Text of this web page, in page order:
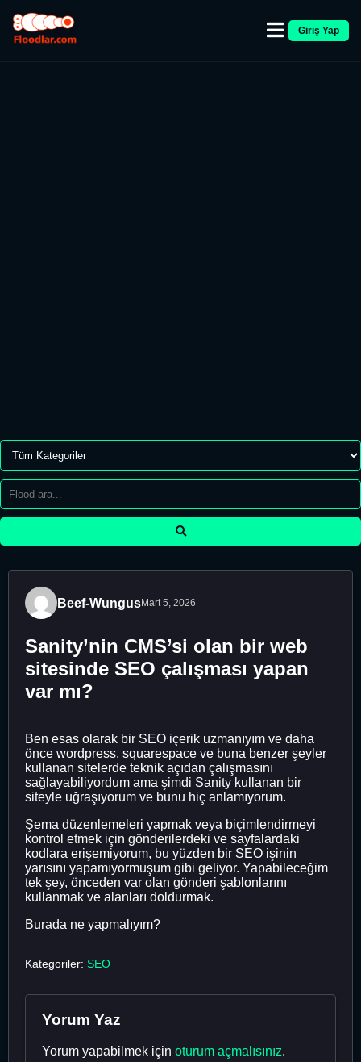
Giriş Yap
Beef-WungusMart 5, 2026
Sanity’nin CMS’si olan bir web
sitesinde SEO çalışması yapan
var mı?
Ben esas olarak bir SEO içerik uzmanıyım ve daha
önce wordpress, squarespace ve buna benzer şeyler
kullanan sitelerde teknik açıdan çalışmasını
sağlayabiliyordum ama şimdi Sanity kullanan bir
siteyle uğraşıyorum ve bunu hiç anlamıyorum.
Şema düzenlemeleri yapmak veya biçimlendirmeyi
kontrol etmek için gönderilerdeki ve sayfalardaki
kodlara erişemiyorum, bu yüzden bir SEO işinin
yarısını yapamıyormuşum gibi geliyor. Yapabileceğim
tek şey, önceden var olan gönderi şablonlarını
kullanmak ve alanları doldurmak.
Burada ne yapmalıyım?
Kategoriler: SEO
Yorum Yaz
Yorum yapabilmek için oturum açmalısınız.